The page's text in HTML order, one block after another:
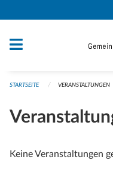
STARTSEITE VERANSTALTUNGEN
Keine Veranstaltungen